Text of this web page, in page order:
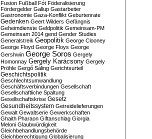
Fusion Fußball Fót Föderalisierung
Fördergelder Gallup Gastarbeiter
Gastronomie Gaza-Konflikt Geburtenrate
Gedenken Geert Wilders Gefängnis
Geheimdienste Geldpolitik Gemeinsam-PM
Gemeinsam 2014 gend Gender Studies
Generalstreik Geopolitik George Clooney
George Floyd George Floys George
Gershwin George Soros Gergely
Homonnay Gergely Karácsony Gergely
Pröhle Gergő Sáling Gerichtsurteil
Geschichtspolitik
Geschlechtsumwandlung
Geschäftsverbindungen Gesellschaft
Gesellschaftliche Spaltung
Gesellschaftskrise Gesetz
Gesundheitssystem Getreidelieferungen
Gewalt Gewaltserie Gewerkschaften
Ghaith Pharaon Giftanschlag Giorgia
Meloni Glaubwürdigkeit
Gleichbehandlungsbehörde
Gleichberechtigung Globalisierung